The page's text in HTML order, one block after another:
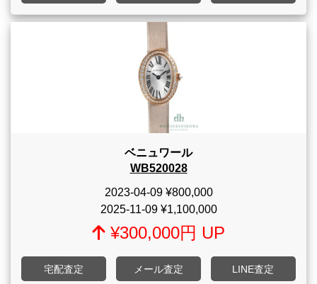
ベニュワール
WB520028
2023-04-09¥800,000
2025-11-09¥1,100,000
¥300,000円 UP
宅配査定 メール査定 LINE査定